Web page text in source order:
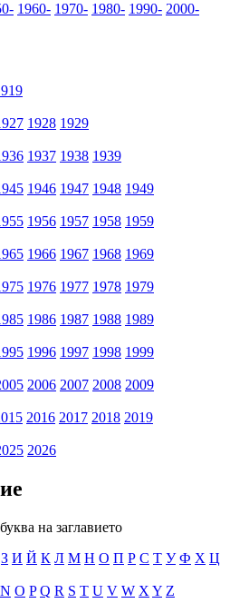
1960- 1970- 1980- 1990- 2000-
1928 1929
1937 1938 1939
1946 1947 1948 1949
1956 1957 1958 1959
1966 1967 1968 1969
1976 1977 1978 1979
1986 1987 1988 1989
1996 1997 1998 1999
2006 2007 2008 2009
2016 2017 2018 2019
2026
на заглавието
З И Й К Л М Н О П Р С Т У Ф Х Ц
N O P Q R S T U V W X Y Z